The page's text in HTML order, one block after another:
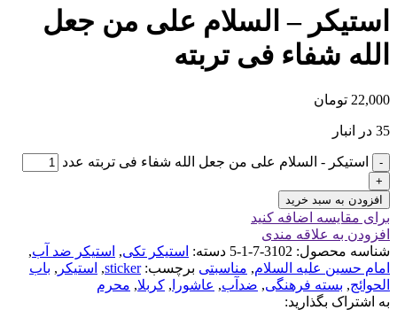
استیکر – السلام علی من جعل
الله شفاء فی تربته
22,000 تومان
35 در انبار
استیکر - السلام علی من جعل الله شفاء فی تربته عدد
افزودن به سبد خرید
برای مقایسه اضافه کنید
افزودن به علاقه مندی
شناسه محصول: 3102-7-1-5 دسته: استیکر تکی, استیکر ضد آب,
امام حسین علیه السلام, مناسبتی برچسب: sticker
, استیکر , باب
الحوائج, بسته فرهنگی, ضدآب, عاشورا , کربلا, محرم
به اشتراک بگذارید: